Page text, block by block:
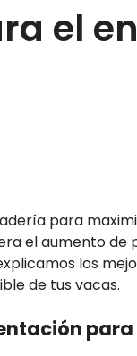
el
para
el aumento de
los
de tus vacas.